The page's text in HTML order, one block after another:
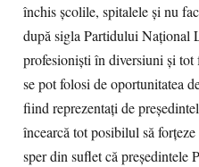
închis şcolile, spitalele şi nu
după sigla Partidului Naţional
profesionişti în diversiuni şi
se pot folosi de oportunitatea
fiind reprezentaţi de
încearcă tot posibilul să
sper din suflet că preşedintele